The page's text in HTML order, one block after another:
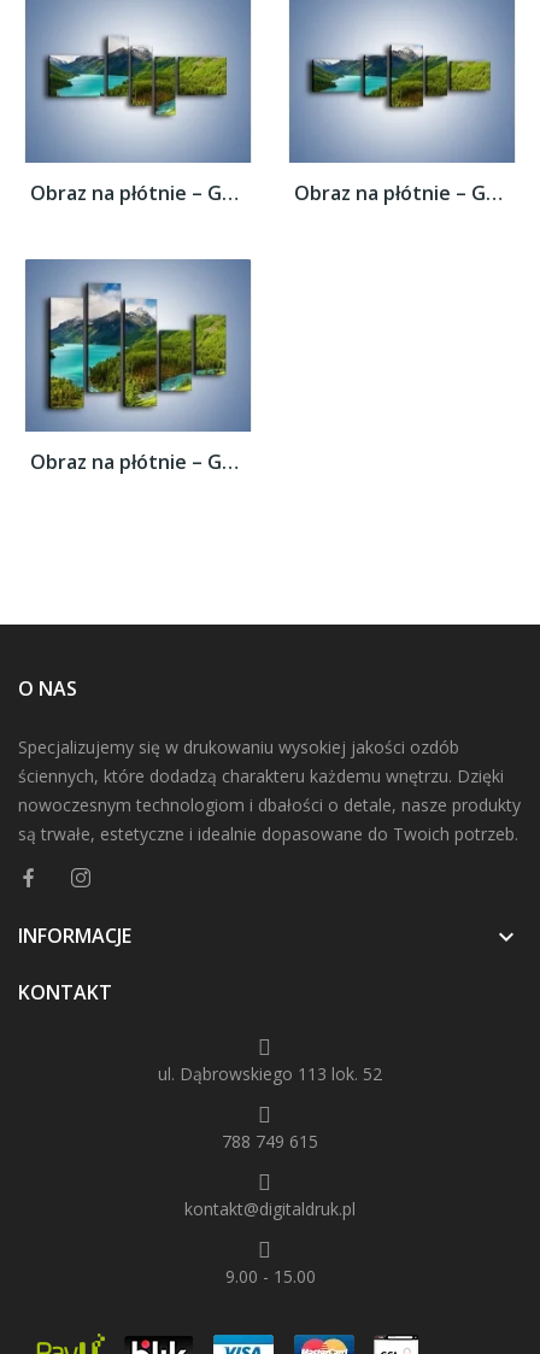
Obraz na płótnie – Górski krajobraz wiosną... Obraz na płótnie – Górski krajobraz wiosną...
Obraz na płótnie – Górski krajobraz wiosną...
O NAS
Specjalizujemy się w drukowaniu wysokiej jakości ozdób
ściennych, które dodadzą charakteru każdemu wnętrzu. Dzięki
nowoczesnym technologiom i dbałości o detale, nasze produkty
są trwałe, estetyczne i idealnie dopasowane do Twoich potrzeb.
INFORMACJE 
KONTAKT
ul. Dąbrowskiego 113 lok. 52
788 749 615
kontakt@digitaldruk.pl
9.00 - 15.00